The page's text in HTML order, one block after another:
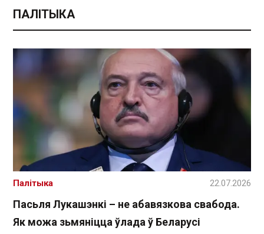
ПАЛІТЫКА
Пасьля Лукашэнкі – не абавязкова свабода.
Як можа зьмяніцца ўлада ў Беларусі
Палітыка 22.07.2026